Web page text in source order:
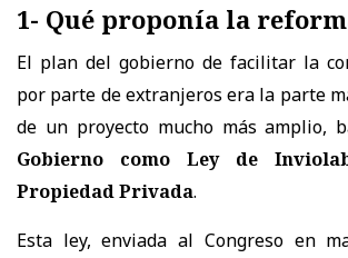
1- Qué proponía la
El plan del gobierno de facilitar la
por parte de extranjeros era la parte
de un proyecto mucho más amplio,
Gobierno como Ley de
Propiedad Privada.
Esta ley, enviada al Congreso en